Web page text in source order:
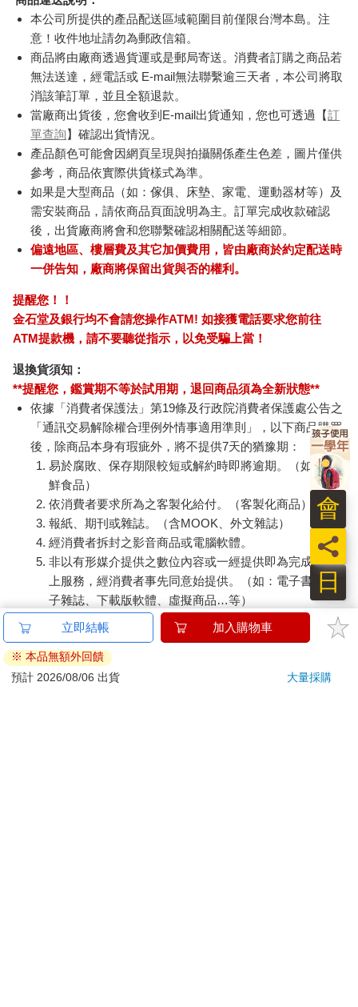
本公司所提供的產品配送區域範圍目前僅限台灣本島。注
意！收件地址請勿為郵政信箱。
商品將由廠商透過貨運或是郵局寄送。消費者訂購之商品若
無法送達，經電話或 E-mail無法聯繫逾三天者，本公司將取
消該筆訂單，並且全額退款。
當廠商出貨後，您會收到E-mail出貨通知，您也可透過【訂
單查詢】確認出貨情況。
產品顏色可能會因網頁呈現與拍攝關係產生色差，圖片僅供
參考，商品依實際供貨樣式為準。
如果是大型商品（如：傢俱、床墊、家電、運動器材等）及
需安裝商品，請依商品頁面說明為主。訂單完成收款確認
後，出貨廠商將會和您聯繫確認相關配送等細節。
偏遠地區、樓層費及其它加價費用，皆由廠商於約定配送時
一併告知，廠商將保留出貨與否的權利。
提醒您！！
金石堂及銀行均不會請您操作ATM! 如接獲電話要求您前往
ATM提款機，請不要聽從指示，以免受騙上當！
退換貨須知：
**提醒您，鑑賞期不等於試用期，退回商品須為全新狀態**
依據「消費者保護法」第19條及行政院消費者保護處公告之
「通訊交易解除權合理例外情事適用準則」，以下商品購買
後，除商品本身有瑕疵外，將不提供7天的猶豫期：
易於腐敗、保存期限較短或解約時即將逾期。（如：生
鮮食品）
依消費者要求所為之客製化給付。（客製化商品）
報紙、期刊或雜誌。（含MOOK、外文雜誌）
經消費者拆封之影音商品或電腦軟體。
非以有形媒介提供之數位內容或一經提供即為完成之線
上服務，經消費者事先同意始提供。（如：電子書、電
子雜誌、下載版軟體、虛擬商品…等）
已拆封之個人衛生用品。（如：內衣褲、刮鬍刀、除毛
若非上列種類商品，均享有到貨7天的猶豫期（含例假
日）。
立即結帳 加入購物車
※ 本品無額外回饋
預計 2026/08/06 出貨
大量採購
日
員
會